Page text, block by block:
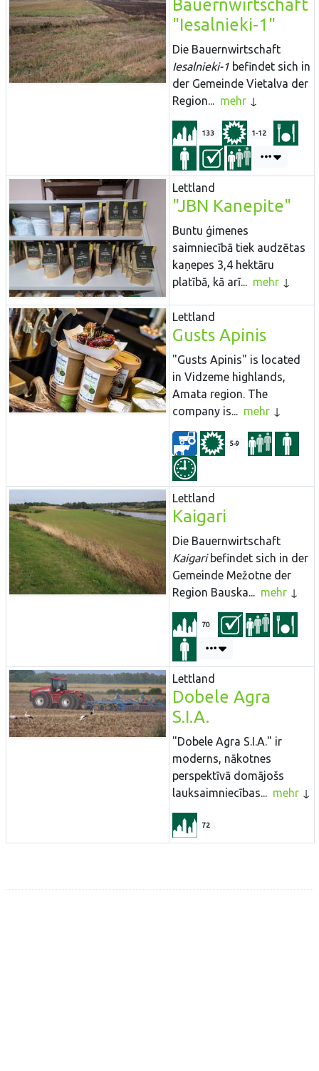
Bauernwirtschaft
"Iesalnieki-1"
Die Bauernwirtschaft
Iesalnieki-1 befindet sich in
der Gemeinde Vietalva der
Region... mehr
133 1-12
Lettland
"JBN Kanepite"
Buntu ģimenes
saimniecībā tiek audzētas
kaņepes 3,4 hektāru
platībā, kā arī... mehr
Lettland
Gusts Apinis
"Gusts Apinis" is located
in Vidzeme highlands,
Amata region. The
company is... mehr
5-9
Lettland
Kaigari
Die Bauernwirtschaft
Kaigari befindet sich in der
Gemeinde Mežotne der
Region Bauska... mehr
70
Lettland
Dobele Agra
S.I.A.
"Dobele Agra S.I.A." ir
moderns, nākotnes
perspektīvā domājošs
lauksaimniecības... mehr
72